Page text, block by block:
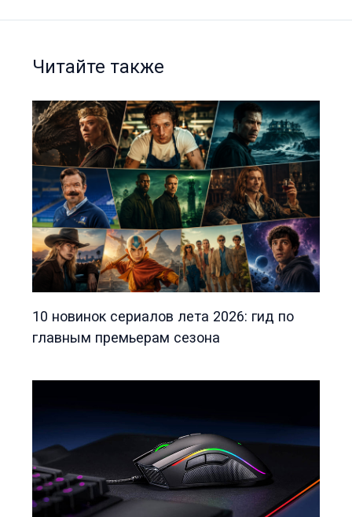
Читайте также
10 новинок сериалов лета 2026: гид по
главным премьерам сезона